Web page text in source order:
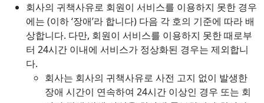
회사의 귀책사유로 회원이 서비스를 이용하지 못한 경우
에는 (이하 ‘장애’라 합니다) 다음 각 호의 기준에 따라 배
상합니다. 다만, 회원이 서비스를 이용하지 못한 때로부
터 24시간 이내에 서비스가 정상화된 경우는 제외합니
다.
회사는 회사의 귀책사유로 사전 고지 없이 발생한
장애 시간이 연속하여 24시간 이상인 경우 또는 회